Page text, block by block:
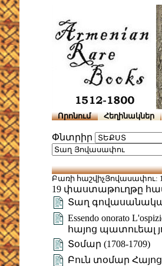
Որոնում Հեղինակներ
Փնտրիր
Բառի հաշվիչՅովասափու:
19 փաստաթուղթը
Տաղ
Essendo onorato
հայոց պատուեալ
Տօմար (1708-1709)
Բուն տօմար Հայոց